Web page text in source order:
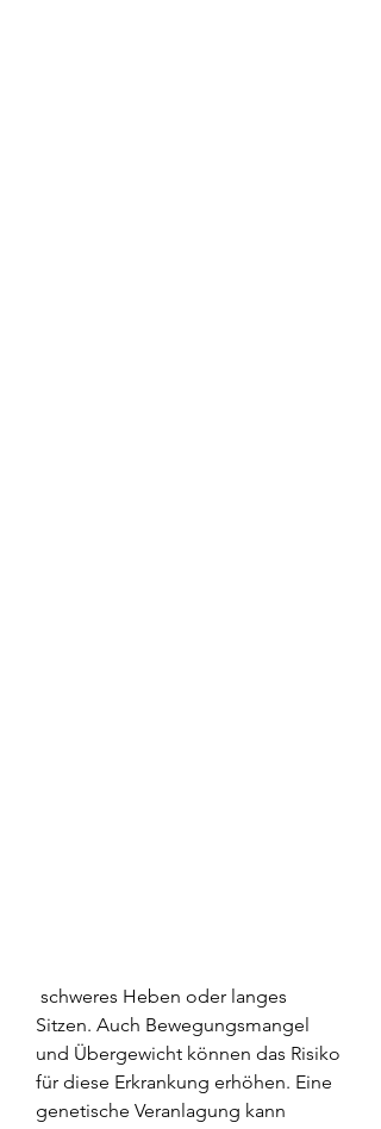
Sitzen. Auch Bewegungsmangel
und Übergewicht können das Risiko
für diese Erkrankung erhöhen. Eine
genetische Veranlagung kann